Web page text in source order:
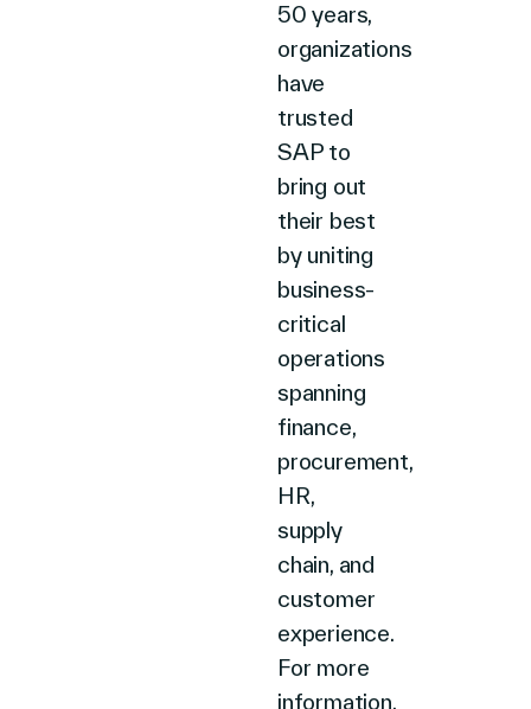
50 years,
organizations
have
trusted
SAP to
bring out
their best
by uniting
business-
critical
operations
spanning
finance,
procurement,
HR,
supply
chain, and
customer
experience.
For more
information,